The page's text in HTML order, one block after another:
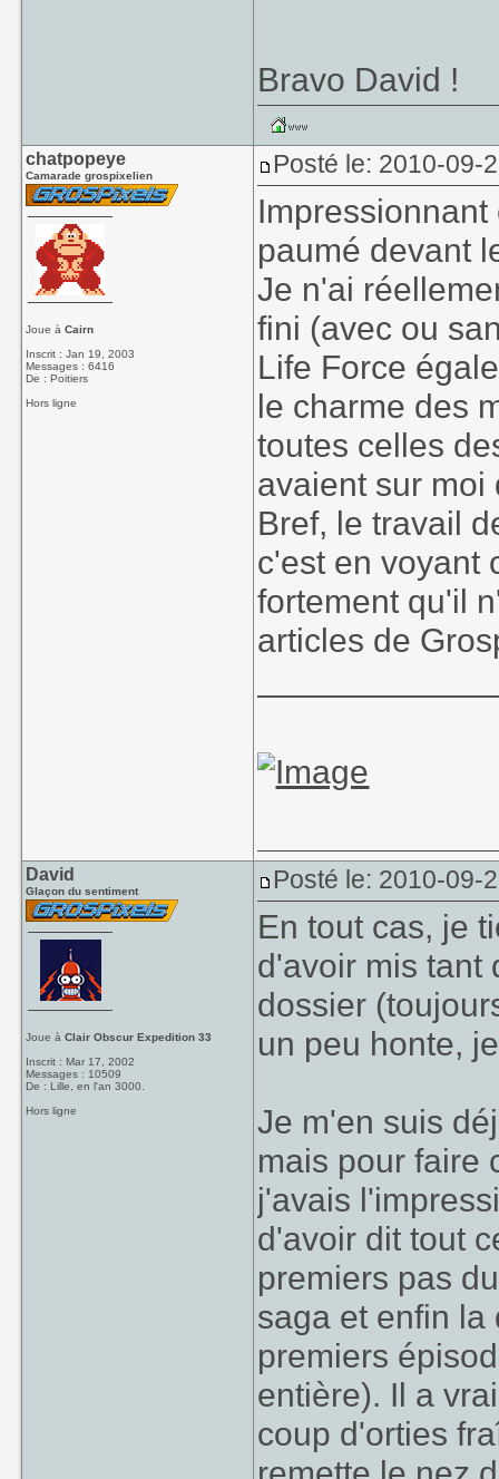
Bravo David !
chatpopeye
Camarade grospixelien
Joue àCairn
Inscrit : Jan 19, 2003
Messages : 6416
De : Poitiers
Hors ligne
Posté le: 2010-09-
paumé devant
Je n'ai
fini (avec ou
Life Force
le charme des
toutes celles
avaient sur
Bref, le travail
c'est en voyant
fortement qu'il
articles de
David
Glaçon du sentiment
Joue àClair Obscur Expedition 33
Inscrit : Mar 17, 2002
Messages : 10509
De : Lille, en l'an 3000.
Hors ligne
Posté le: 2010-09-
En tout cas, je
d'avoir mis tant
dossier
un peu honte,
Je m'en suis
mais pour faire
j'avais
d'avoir dit tout
premiers pas
saga et enfin
premiers
entière). Il a
coup d'orties